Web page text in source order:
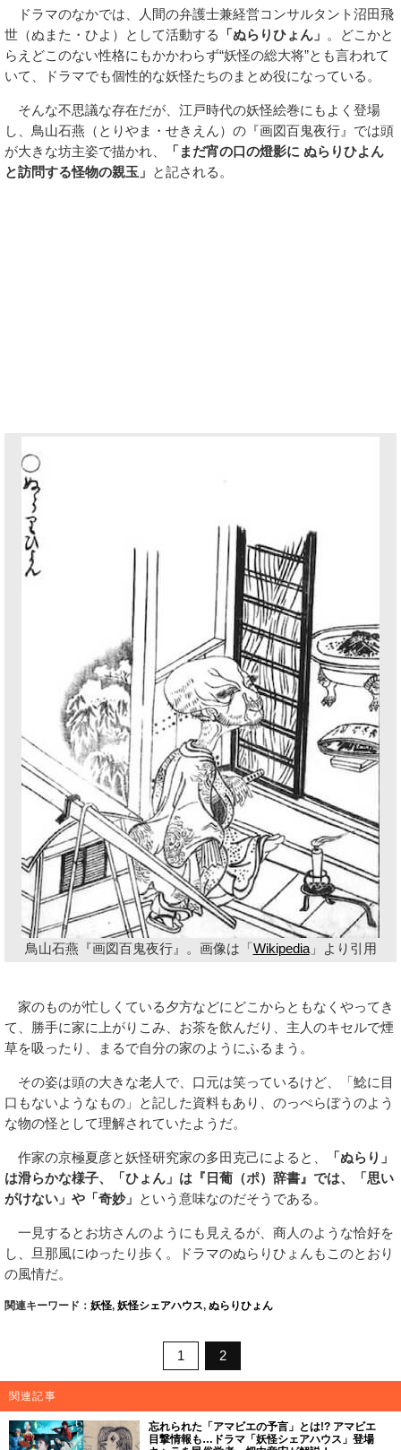
ドラマのなかでは、人間の弁護士兼経営コンサルタント沼田飛
世（ぬまた・ひよ）として活動する
「ぬらりひょん」 。どこかと
らえどこのない性格にもかかわらず“妖怪の総大将”とも言われて
いて、ドラマでも個性的な妖怪たちのまとめ役になっている。
そんな不思議な存在だが、江戸時代の妖怪絵巻にもよく登場
し、鳥山石燕（とりやま・せきえん）の『画図百鬼夜行』では頭
が大きな坊主姿で描かれ、
「まだ宵の口の燈影に ぬらりひよん
と訪問する怪物の親玉」 と記される。
鳥山石燕『画図百鬼夜行』。画像は「Wikipedia」より引用
家のものが忙しくている夕方などにどこからともなくやってき
て、勝手に家に上がりこみ、お茶を飲んだり、主人のキセルで煙
草を吸ったり、まるで自分の家のようにふるまう。
その姿は頭の大きな老人で、口元は笑っているけど、「鯰に目
口もないようなもの」と記した資料もあり、のっぺらぼうのよう
な物の怪として理解されていたようだ。
作家の京極夏彦と妖怪研究家の多田克己によると、
「ぬらり」
は滑らかな様子、「ひょん」は『日葡（ポ）辞書』では、「思い
がけない」や「奇妙」 という意味なのだそうである。
一見するとお坊さんのようにも見えるが、商人のような恰好を
し、旦那風にゆったり歩く。ドラマのぬらりひょんもこのとおり
の風情だ。
関連キーワード： 妖怪, 妖怪シェアハウス, ぬらりひょん
1 2
関連記事
忘れられた「アマビエの予言」とは!? アマビエ
目撃情報も…ドラマ「妖怪シェアハウス」登場